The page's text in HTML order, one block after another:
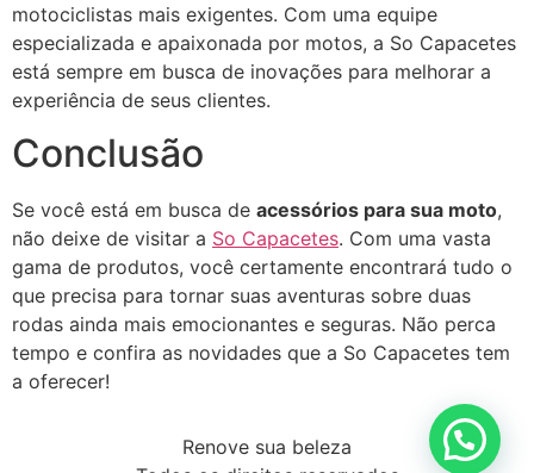
motociclistas mais exigentes. Com uma equipe
especializada e apaixonada por motos, a So Capacetes
está sempre em busca de inovações para melhorar a
experiência de seus clientes.
Conclusão
Se você está em busca de acessórios para sua moto,
não deixe de visitar a So Capacetes. Com uma vasta
gama de produtos, você certamente encontrará tudo o
que precisa para tornar suas aventuras sobre duas
rodas ainda mais emocionantes e seguras. Não perca
tempo e confira as novidades que a So Capacetes tem
a oferecer!
Renove sua beleza